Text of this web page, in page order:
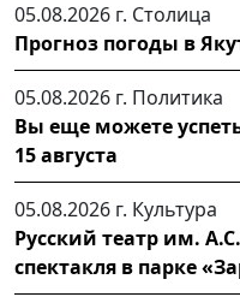
05.08.2026 г. Столица
Прогноз погоды в
05.08.2026 г. Политика
Вы еще можете
15 августа
05.08.2026 г. Культура
Русский театр им.
спектакля в парке